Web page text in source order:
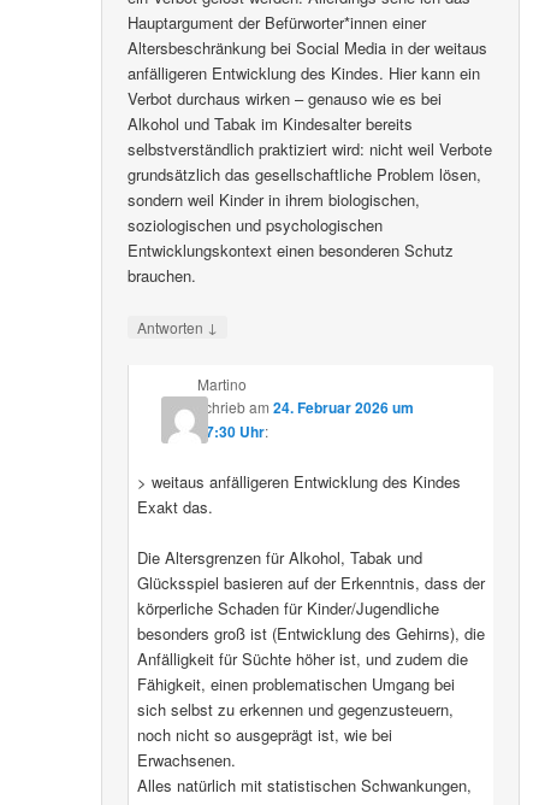
Hauptargument der Befürworter*innen einer
Altersbeschränkung bei Social Media in der weitaus
anfälligeren Entwicklung des Kindes. Hier kann ein
Verbot durchaus wirken – genauso wie es bei
Alkohol und Tabak im Kindesalter bereits
selbstverständlich praktiziert wird: nicht weil Verbote
grundsätzlich das gesellschaftliche Problem lösen,
sondern weil Kinder in ihrem biologischen,
soziologischen und psychologischen
Entwicklungskontext einen besonderen Schutz
brauchen.
Antworten ↓
Martino
schriebam 24. Februar 2026 um
07:30 Uhr:
> weitaus anfälligeren Entwicklung des Kindes
Exakt das.
Die Altersgrenzen für Alkohol, Tabak und
Glücksspiel basieren auf der Erkenntnis, dass der
körperliche Schaden für Kinder/Jugendliche
besonders groß ist (Entwicklung des Gehirns), die
Anfälligkeit für Süchte höher ist, und zudem die
Fähigkeit, einen problematischen Umgang bei
sich selbst zu erkennen und gegenzusteuern,
noch nicht so ausgeprägt ist, wie bei
Erwachsenen.
Alles natürlich mit statistischen Schwankungen,